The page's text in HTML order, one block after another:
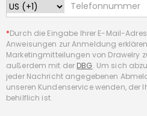
*Durch die Eingabe Ihrer E-Mail-
Anweisungen zur Anmeldung
Marketingmitteilungen von Drawelry
außerdem mit der DBG. Um sich
jeder Nachricht angegebenen
unseren Kundenservice wenden, der
behilflich ist.